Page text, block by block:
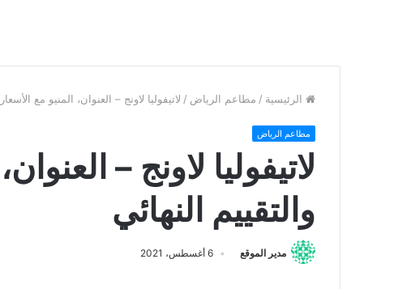
الرئيسية / مطاعم الرياض / لاتيفوليا لاونج – العنوان، المنيو مع
مطاعم الرياض
لاتيفوليا لاونج –
والتقييم النهائي
مدير الموقع 6 أغسطس، 2021